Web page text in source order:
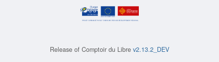
Release of Comptoir du Libre v2.13.2_DEV